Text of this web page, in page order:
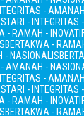
-
-
- RAMAH -
BERTAKWA -
- NASIONALIS
- AMANAH -
-
-
- RAMAH -
BERTAKWA -